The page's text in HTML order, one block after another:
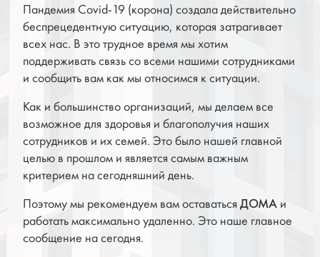
Пандемия Covid-19 (корона) создала действительно
беспрецедентную ситуацию, которая затрагивает
всех нас. В это трудное время мы хотим
поддерживать связь со всеми нашими сотрудниками
и сообщить вам как мы относимся к ситуации.
Как и большинство организаций, мы делаем все
возможное для здоровья и благополучия наших
сотрудников и их семей. Это было нашей главной
целью в прошлом и является самым важным
критерием на сегодняшний день.
Поэтому мы рекомендуем вам оставатьсяДОМА и
работать максимально удаленно. Это наше главное
сообщение на сегодня.